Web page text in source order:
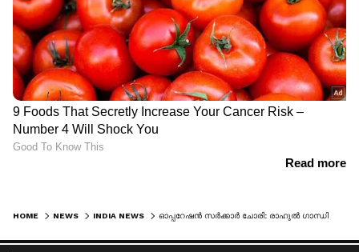
HOME NEWS INDIA NEWS